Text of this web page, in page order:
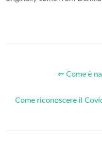
⇐ Come è
Come riconoscere il